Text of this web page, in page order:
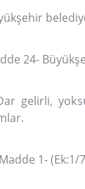
24-
gelirli,
1-